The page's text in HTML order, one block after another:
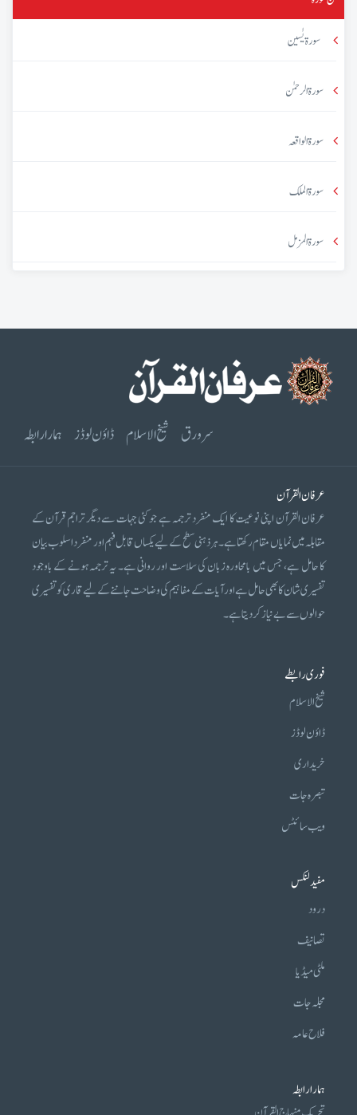
سورۃ یٰسین
سورۃ الرحمٰن
سورۃ الواقعہ
سورۃ الملک
سورۃ المزمل
سرورق شیخ الاسلام ڈاؤن لوڈز ہمارا رابطہ
عرفان القرآن
عرفان القرآن اپنی نوعیت کا ایک منفرد ترجمہ ہے جو کئی جہات سے دیگر تراجم قرآن کے
مقابلہ میں نمایاں مقام رکھتا ہے۔ ہر ذہنی سطح کے لیے یکساں قابل فہم اور منفرد اسلوب بیان
کا حامل ہے، جس میں بامحاورہ زبان کی سلاست اور روانی ہے۔ یہ ترجمہ ہونے کے باوجود
تفسیری شان کا بھی حامل ہے اور آیات کے مفاہیم کی وضاحت جاننے کے لیے قاری کو تفسیری
حوالوں سے بے نیاز کر دیتا ہے۔
فوری رابطے
شیخ الاسلام
ڈاؤن لوڈز
خریداری
تبصرہ جات
ویب سائٹس
مفید لنکس
درود
تصانیف
ملٹی میڈیا
مجلہ جات
فلاح عامہ
ہمارا رابطہ